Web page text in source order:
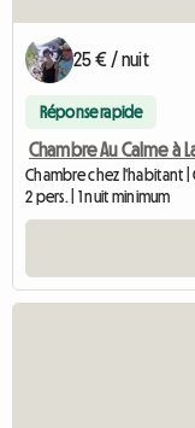
25 € / nuit
Réponse rapide
Chambre Au Calme à
Chambre chez l'habitant |
2 pers. | 1 nuit minimum